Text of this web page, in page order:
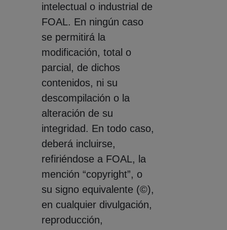
intelectual o industrial de
FOAL. En ningún caso
se permitirá la
modificación, total o
parcial, de dichos
contenidos, ni su
descompilación o la
alteración de su
integridad. En todo caso,
deberá incluirse,
refiriéndose a FOAL, la
mención “copyright”, o
su signo equivalente (©),
en cualquier divulgación,
reproducción,